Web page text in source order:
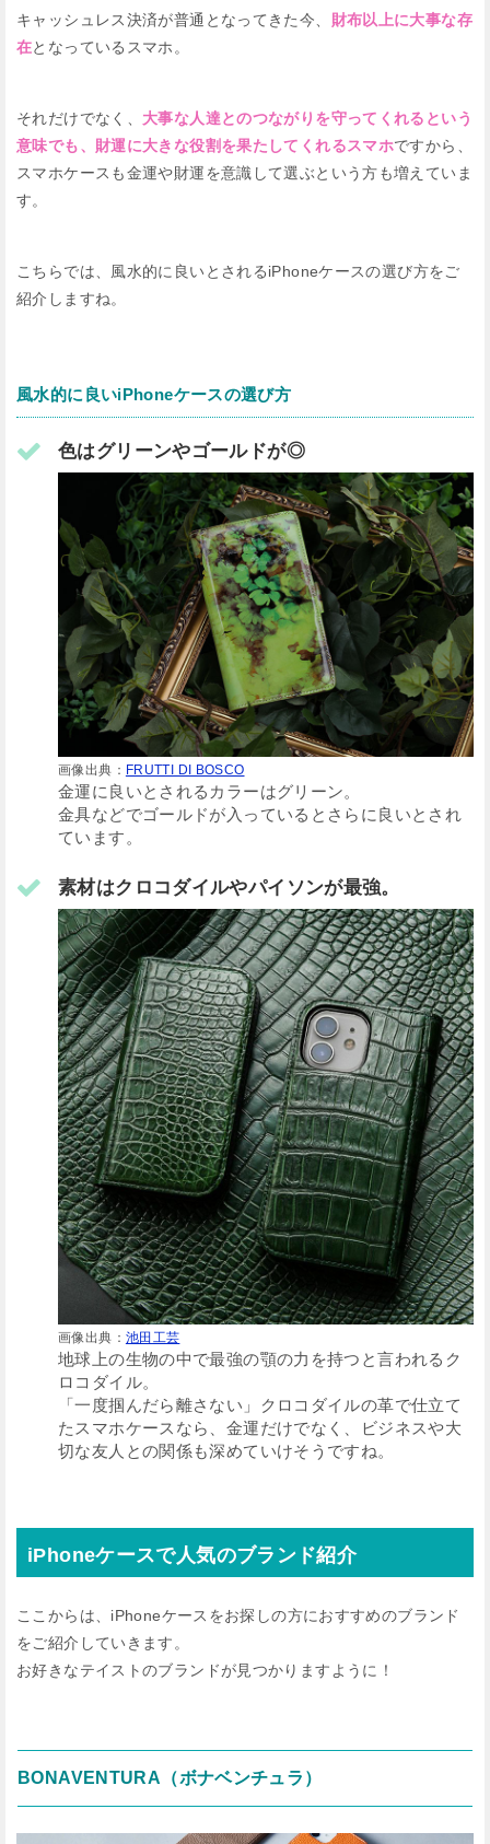
キャッシュレス決済が普通となってきた今、
財布以上に大事な存
在となっているスマホ。
それだけでなく、 大事な人達とのつながりを守ってくれるという
意味でも、財運に大きな役割を果たしてくれるスマホですから、
スマホケースも金運や財運を意識して選ぶという方も増えていま
す。
こちらでは、風水的に良いとされるiPhoneケースの選び方をご
紹介しますね。
風水的に良いiPhoneケースの選び方
色はグリーンやゴールドが◎
画像出典： FRUTTI DI BOSCO
金運に良いとされるカラーはグリーン。
金具などでゴールドが入っているとさらに良いとされ
ています。
素材はクロコダイルやパイソンが最強。
画像出典： 池田工芸
地球上の生物の中で最強の顎の力を持つと言われるク
ロコダイル。
「一度掴んだら離さない」クロコダイルの革で仕立て
たスマホケースなら、金運だけでなく、ビジネスや大
切な友人との関係も深めていけそうですね。
iPhoneケースで人気のブランド紹介
ここからは、iPhoneケースをお探しの方におすすめのブランド
をご紹介していきます。
お好きなテイストのブランドが見つかりますように！
BONAVENTURA（ボナベンチュラ）